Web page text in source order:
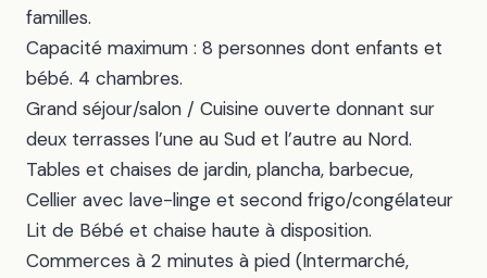
familles.
Capacité maximum : 8 personnes dont enfants et
bébé. 4 chambres.
Grand séjour/salon / Cuisine ouverte donnant sur
deux terrasses l’une au Sud et l’autre au Nord.
Tables et chaises de jardin, plancha, barbecue,
Cellier avec lave-linge et second frigo/congélateur
Lit de Bébé et chaise haute à disposition.
Commerces à 2 minutes à pied (Intermarché,